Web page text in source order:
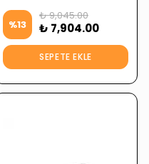
%13
₺ 9,045.00
₺ 7,904.00
SEPETE EKLE